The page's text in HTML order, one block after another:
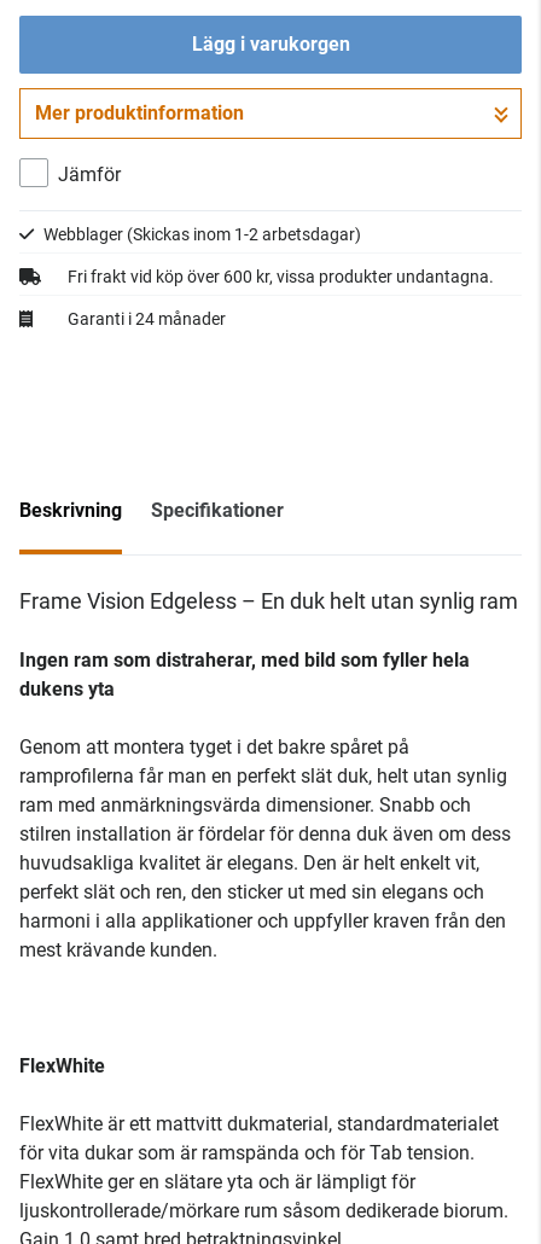
Lägg i varukorgen
Gå till kassan
Mer produktinformation
Jämför
Webblager (Skickas inom 1-2 arbetsdagar)
Fri frakt vid köp över 600 kr, vissa produkter undantagna.
Garanti i 24 månader
Beskrivning Specifikationer
Frame Vision Edgeless – En duk helt utan synlig ram
Ingen ram som distraherar, med bild som fyller hela
dukens yta
Genom att montera tyget i det bakre spåret på
ramprofilerna får man en perfekt slät duk, helt utan synlig
ram med anmärkningsvärda dimensioner. Snabb och
stilren installation är fördelar för denna duk även om dess
huvudsakliga kvalitet är elegans. Den är helt enkelt vit,
perfekt slät och ren, den sticker ut med sin elegans och
harmoni i alla applikationer och uppfyller kraven från den
mest krävande kunden.
FlexWhite
FlexWhite är ett mattvitt dukmaterial, standardmaterialet
för vita dukar som är ramspända och för Tab tension.
FlexWhite ger en slätare yta och är lämpligt för
ljuskontrollerade/mörkare rum såsom dedikerade biorum.